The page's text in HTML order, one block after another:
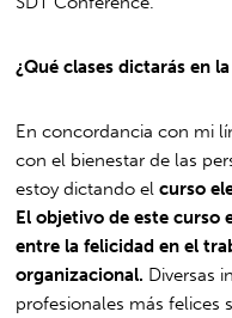
¿Qué clases dictarás en la
En concordancia con mi
con el bienestar de las
estoy dictando elcurso
El objetivo de este curso
entre la felicidad en el
organizacional. Diversas
profesionales más felices